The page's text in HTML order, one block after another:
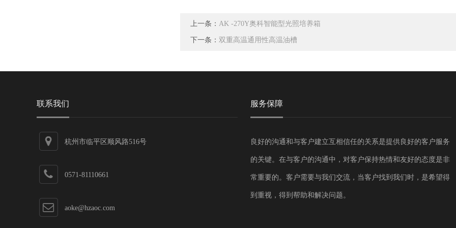
上一条： AK -270Y奥科智能型光照培养箱
下一条： 双重高温通用性高温油槽
联系我们
杭州市临平区顺风路516号
0571-81110661
aoke@hzaoc.com
服务保障
良好的沟通和与客户建立互相信任的关系是提供良好的客户服务
的关键。在与客户的沟通中，对客户保持热情和友好的态度是非
常重要的。客户需要与我们交流，当客户找到我们时，是希望得
到重视，得到帮助和解决问题。